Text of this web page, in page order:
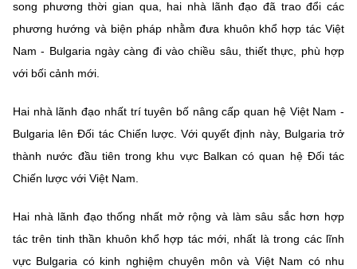
song phương thời gian qua, hai nhà lãnh đạo đã trao đổi các
phương hướng và biện pháp nhằm đưa khuôn khổ hợp tác Việt
Nam - Bulgaria ngày càng đi vào chiều sâu, thiết thực, phù hợp
với bối cảnh mới.
Hai nhà lãnh đạo nhất trí tuyên bố nâng cấp quan hệ Việt Nam -
Bulgaria lên Đối tác Chiến lược. Với quyết định này, Bulgaria trở
thành nước đầu tiên trong khu vực Balkan có quan hệ Đối tác
Chiến lược với Việt Nam.
Hai nhà lãnh đạo thống nhất mở rộng và làm sâu sắc hơn hợp
tác trên tinh thần khuôn khổ hợp tác mới, nhất là trong các lĩnh
vực Bulgaria có kinh nghiệm chuyên môn và Việt Nam có nhu